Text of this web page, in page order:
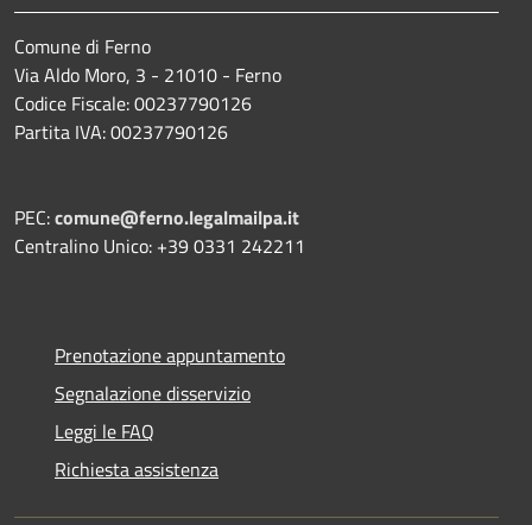
Comune di Ferno
Via Aldo Moro, 3 - 21010 - Ferno
Codice Fiscale: 00237790126
Partita IVA: 00237790126
PEC:comune@ferno.legalmailpa.it
Centralino Unico: +39 0331 242211
Prenotazione appuntamento
Segnalazione disservizio
Leggi le FAQ
Richiesta assistenza